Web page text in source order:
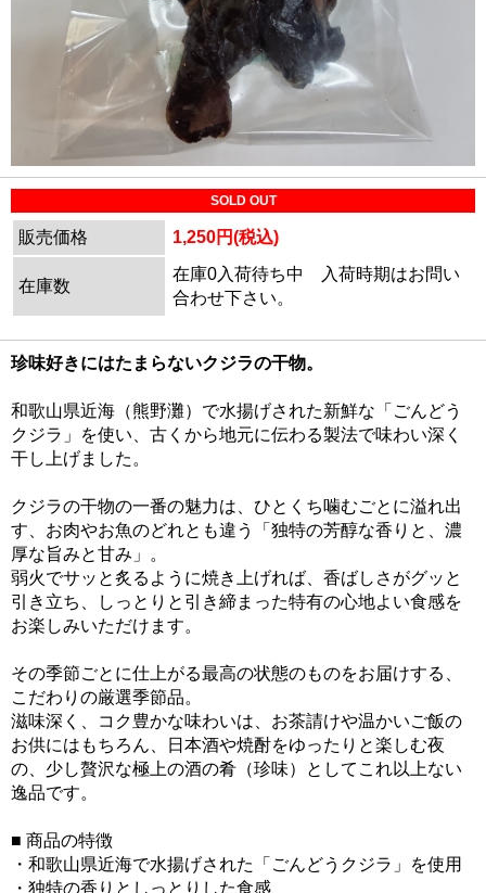
SOLD OUT
販売価格 1,250円(税込)
在庫数
在庫0入荷待ち中 入荷時期はお問い
合わせ下さい。
珍味好きにはたまらないクジラの干物。
和歌山県近海（熊野灘）で水揚げされた新鮮な「ごんどう
クジラ」を使い、古くから地元に伝わる製法で味わい深く
干し上げました。
クジラの干物の一番の魅力は、ひとくち噛むごとに溢れ出
す、お肉やお魚のどれとも違う「独特の芳醇な香りと、濃
厚な旨みと甘み」。
弱火でサッと炙るように焼き上げれば、香ばしさがグッと
引き立ち、しっとりと引き締まった特有の心地よい食感を
お楽しみいただけます。
その季節ごとに仕上がる最高の状態のものをお届けする、
こだわりの厳選季節品。
滋味深く、コク豊かな味わいは、お茶請けや温かいご飯の
お供にはもちろん、日本酒や焼酎をゆったりと楽しむ夜
の、少し贅沢な極上の酒の肴（珍味）としてこれ以上ない
逸品です。
■ 商品の特徴
・和歌山県近海で水揚げされた「ごんどうクジラ」を使用
・独特の香りとしっとりした食感